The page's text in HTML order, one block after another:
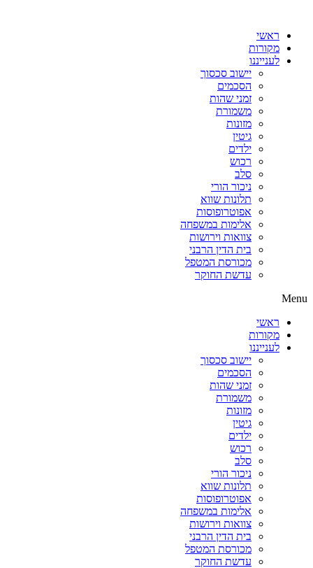
ראשי
מקורות
לענייננו
יישוב סכסוך
הסכמים
זמני שהות
משמורת
מזונות
גיטין
ילדים
רכוש
סלב
ניכור הורי
תלונות שווא
אפוטרופוסות
אלימות במשפחה
צוואות וירושות
בית הדין הרבני
מכורסת המטפל
עדשת החוקר
Menu
ראשי
מקורות
לענייננו
יישוב סכסוך
הסכמים
זמני שהות
משמורת
מזונות
גיטין
ילדים
רכוש
סלב
ניכור הורי
תלונות שווא
אפוטרופוסות
אלימות במשפחה
צוואות וירושות
בית הדין הרבני
מכורסת המטפל
עדשת החוקר